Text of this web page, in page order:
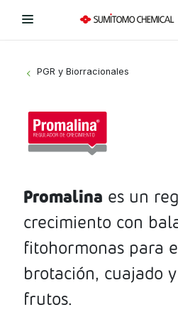
Líneas de Productos
Herbicidas
Insecticidas
PGR y Biorracionales
¿Necesitas ayuda?
Sitio institucional
Política de tratamiento de
PGR y Biorracionales
Promalina es un
crecimiento con
fitohormonas para
brotación, cuajado
frutos.